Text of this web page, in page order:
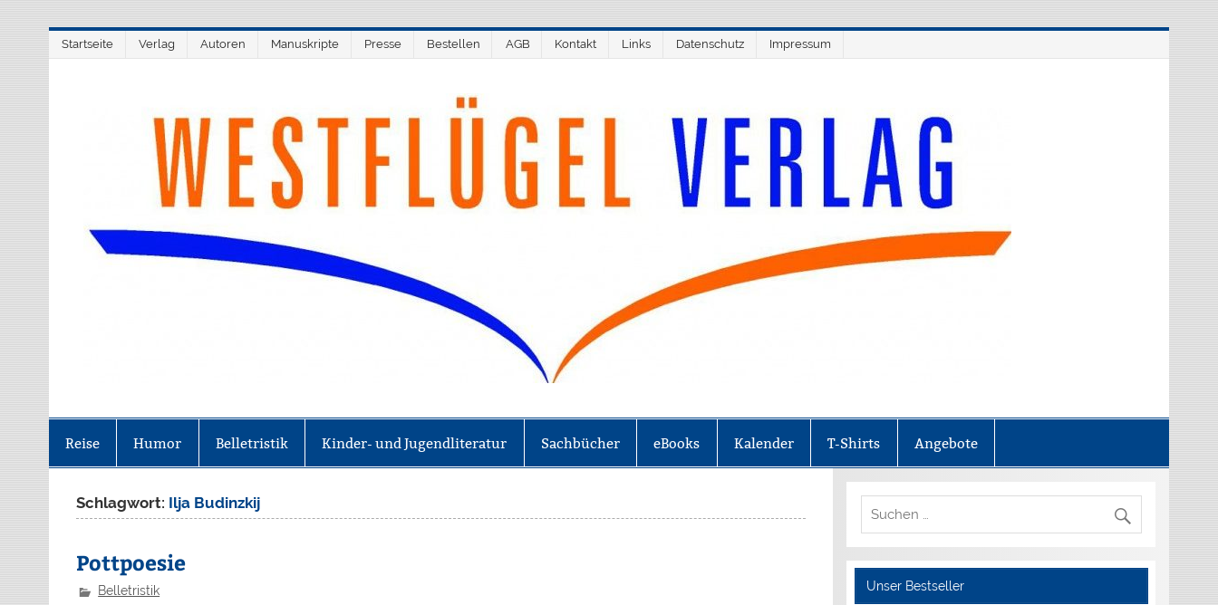
springen
Startseite Verlag Autoren Manuskripte Presse Bestellen AGB Kontakt Links Datenschutz Impressum
Reise Humor Belletristik Kinder- und Jugendliteratur Sachbücher eBooks Kalender T-Shirts Angebote
Schlagwort: Ilja Budinzkij
Pottpoesie
Belletristik Unser Bestseller